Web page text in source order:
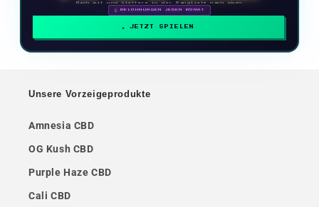
Mach mit und klettere in der Rangliste nach oben
🗓 BELOHNUNGEN JEDEN MONAT
JETZT SPIELEN
Unsere Vorzeigeprodukte
Amnesia CBD
OG Kush CBD
Purple Haze CBD
Cali CBD